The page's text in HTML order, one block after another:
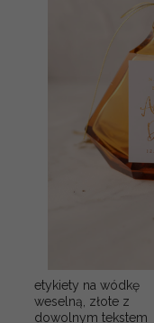
etykiety na wódkę
weselną, złote z
dowolnym tekstem